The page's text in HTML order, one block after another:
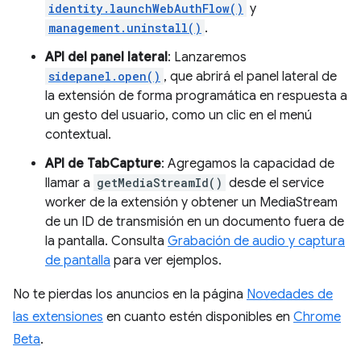
identity.launchWebAuthFlow() y
management.uninstall() .
API del panel lateral: Lanzaremos
sidepanel.open() , que abrirá el panel lateral de
la extensión de forma programática en respuesta a
un gesto del usuario, como un clic en el menú
contextual.
API de TabCapture: Agregamos la capacidad de
llamar a getMediaStreamId() desde el service
worker de la extensión y obtener un MediaStream
de un ID de transmisión en un documento fuera de
la pantalla. Consulta Grabación de audio y captura
de pantalla para ver ejemplos.
No te pierdas los anuncios en la página Novedades de
las extensiones en cuanto estén disponibles en Chrome
Beta.